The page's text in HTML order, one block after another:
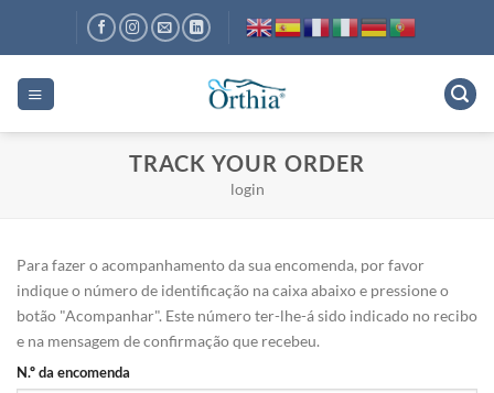
TRACK YOUR ORDER
login
Para fazer o acompanhamento da sua encomenda, por favor
indique o número de identificação na caixa abaixo e pressione o
botão "Acompanhar". Este número ter-lhe-á sido indicado no recibo
e na mensagem de confirmação que recebeu.
N.º da encomenda